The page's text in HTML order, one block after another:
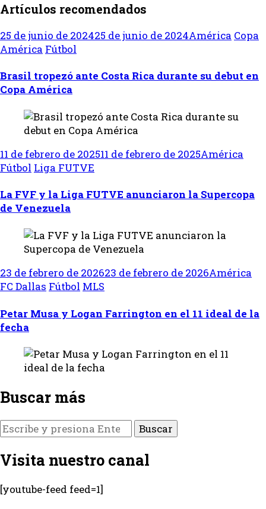
Artículos recomendados
25 de junio de 202425 de junio de 2024América Copa
América Fútbol
Brasil tropezó ante Costa Rica durante su debut en
Copa América
11 de febrero de 202511 de febrero de 2025América
Fútbol Liga FUTVE
La FVF y la Liga FUTVE anunciaron la Supercopa
de Venezuela
23 de febrero de 202623 de febrero de 2026América
FC Dallas Fútbol MLS
Petar Musa y Logan Farrington en el 11 ideal de la
fecha
Buscar más
¿Buscas
algo?
Visita nuestro canal
[youtube-feed feed=1]